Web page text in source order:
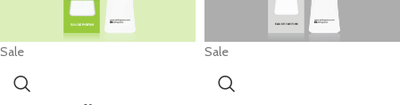
Sale Sale